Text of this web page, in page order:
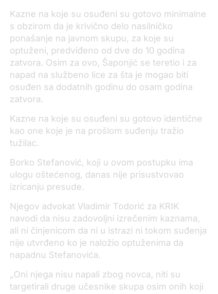
Kazne na koje su osuđeni su gotovo minimalne
s obzirom da je krivično delo nasilničko
ponašanje na javnom skupu, za koje su
optuženi, predviđeno od dve do 10 godina
zatvora. Osim za ovo, Šaponjić se teretio i za
napad na službeno lice za šta je mogao biti
osuđen sa dodatnih godinu do osam godina
zatvora.
Kazne na koje su osuđeni su gotovo identične
kao one koje je na prošlom suđenju tražio
tužilac.
Borko Stefanović, koji u ovom postupku ima
ulogu oštećenog, danas nije prisustvovao
izricanju presude.
Njegov advokat Vladimir Todorić za KRIK
navodi da nisu zadovoljni izrečenim kaznama,
ali ni činjenicom da ni u istrazi ni tokom suđenja
nije utvrđeno ko je naložio optuženima da
napadnu Stefanovića.
„Oni njega nisu napali zbog novca, niti su
targetirali druge učesnike skupa osim onih koji